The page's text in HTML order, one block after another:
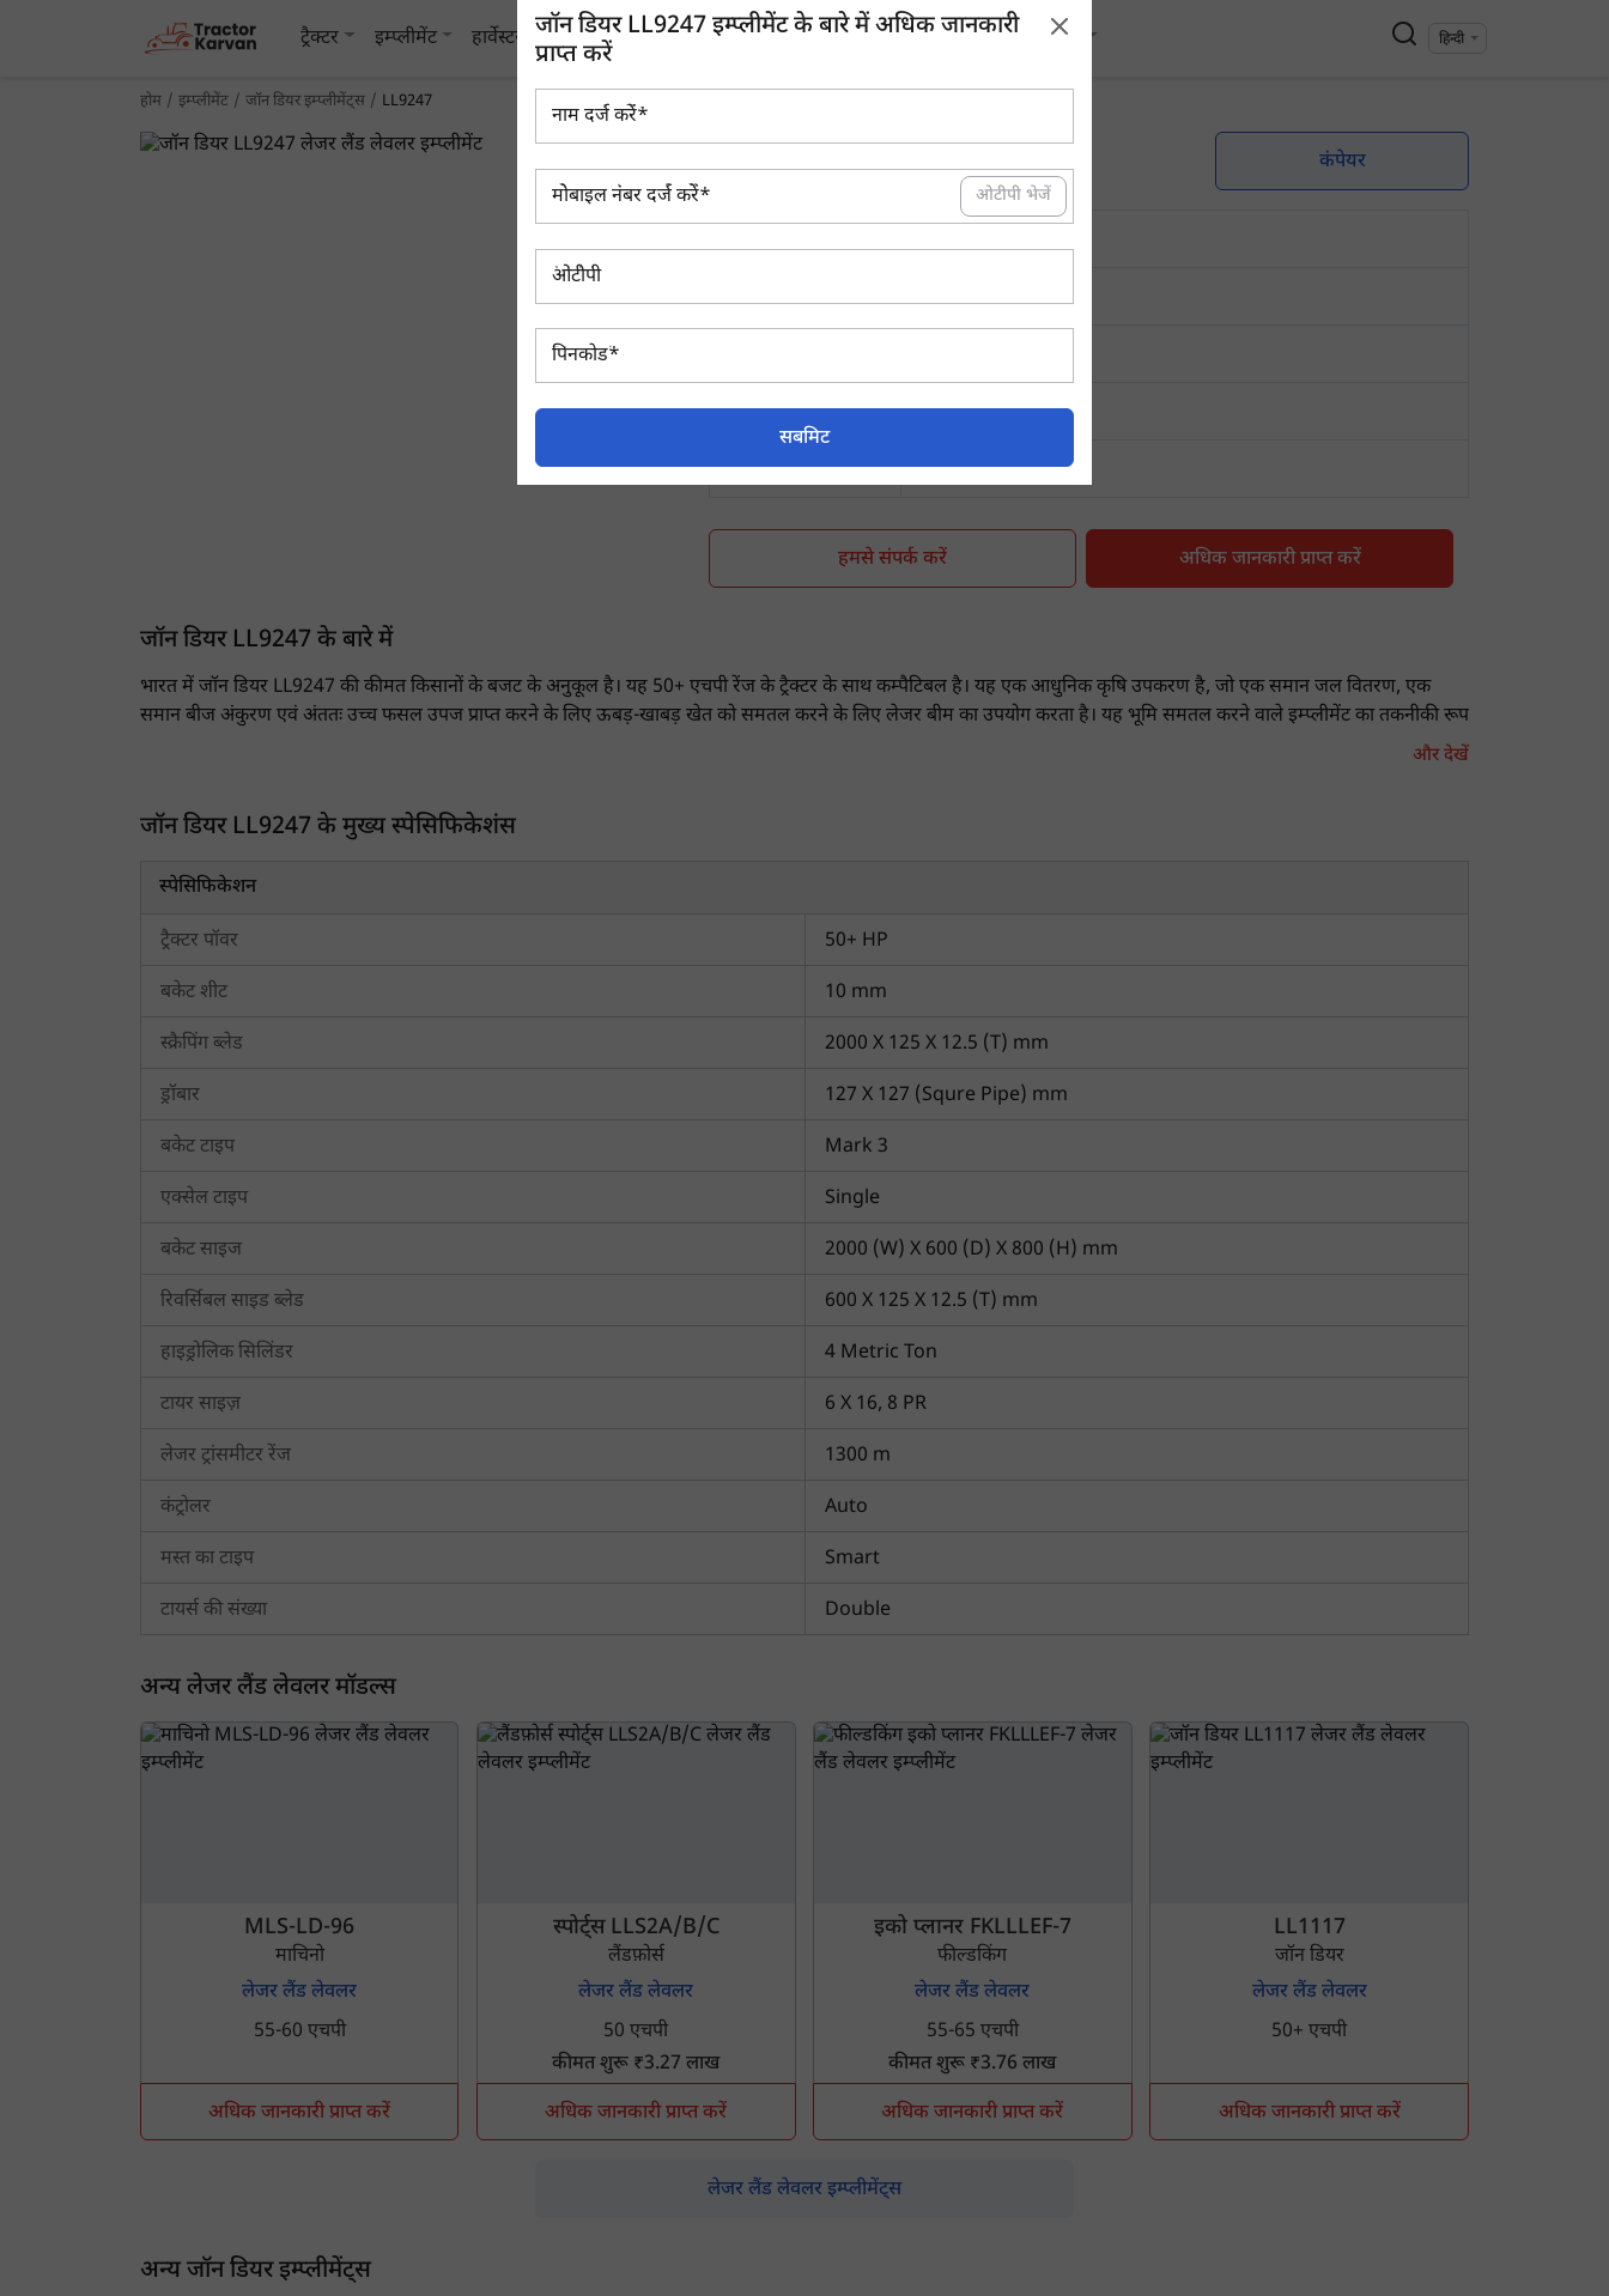
ट्रैक्टर इम्प्लीमेंट हार्वेस्टर मोबाइल कमर्शियल व्हीकल कार लोन टीवीएस क्रेडिट अन्य हिन्दी
होम इम्प्लीमेंट जॉन डियर इम्प्लीमेंट्स LL9247
जॉन डियर LL9247 कंपेयर
मॉडल LL9247
ट्रैक्टर पॉवर 50+ एचपी
हमसे संपर्क करें अधिक जानकारी प्राप्त करें
जॉन डियर LL9247 के बारे में
भारत में जॉन डियर LL9247 की कीमत किसानों के बजट के अनुकूल है। यह 50+ एचपी रेंज के ट्रैक्टर के साथ कम्पैटिबल है। यह एक आधुनिक कृषि उपकरण है, जो एक समान जल वितरण, एक
समान बीज अंकुरण एवं अंततः उच्च फसल उपज प्राप्त करने के लिए ऊबड़-खाबड़ खेत को समतल करने के लिए लेजर बीम का उपयोग करता है। यह भूमि समतल करने वाले इम्प्लीमेंट का तकनीकी रूप
जॉन डियर LL9247 के मुख्य स्पेसिफिकेशन एवं फीचर्स क्या हैं?
इसमें 4 Metric tons की क्षमता वाला हाइड्रोलिक सिलेंडर है।
इसमें 6 X 16, 8 PR टायर का आकार है।
ट्रैक्टरकारवां आपको जॉन डियर LL9247 पर सबसे अच्छे सौदे खरीदने में मदद करने के लिए यहाँ है। यहाँ, आप विभिन्न ब्रांडों के विभिन्न लेजर लैंड लेवलर मॉडल के बारे में जानकारी प्राप्त कर सकते हैं,
जिसमें अपडेट की गई कीमतें, ट्रैक्टर के साथ एचपी कम्पैटिबिलिटी एवं अन्य विशेषताएँ शामिल हैं। आप अपनी कृषि आवश्यकताओं के लिए सही लेजर लैंड लेवलर की तुलना करने एवं खरीदने के लिए
पोर्टल पर तुलना उपकरण पृष्ठ पर भी देख सकते हैं। इसके अलावा, आप सूचित निर्णय लेने के लिए प्लेटफ़ॉर्म पर इम्प्लीमेंट वीडियो भी देख सकते हैं।
और देखें
जॉन डियर LL9247 के मुख्य स्पेसिफिकेशंस
स्पेसिफिकेशन
ट्रैक्टर पॉवर 50+ HP
बकेट शीट 10 mm
स्क्रैपिंग ब्लेड 2000 X 125 X 12.5 (T) mm
ड्रॉबार 127 X 127 (Squre Pipe) mm
बकेट टाइप Mark 3
एक्सेल टाइप Single
बकेट साइज 2000 (W) X 600 (D) X 800 (H) mm
रिवर्सिबल साइड ब्लेड 600 X 125 X 12.5 (T) mm
हाइड्रोलिक सिलिंडर 4 Metric Ton
टायर साइज़ 6 X 16, 8 PR
लेजर ट्रांसमीटर रेंज 1300 m
कंट्रोलर Auto
मस्त का टाइप Smart
टायर्स की संख्या Double
अन्य लेजर लैंड लेवलर मॉडल्स
MLS-LD-96
माचिनो
लेजर लैंड लेवलर
55-60 एचपी
अधिक जानकारी प्राप्त करें
स्पोर्ट्स LLS2A/B/C
लैंडफ़ोर्स
लेजर लैंड लेवलर
50 एचपी
कीमत शुरू ₹3.27 लाख
अधिक जानकारी प्राप्त करें
इको प्लानर FKLLLEF-7
फील्डकिंग
लेजर लैंड लेवलर
55-65 एचपी
कीमत शुरू ₹3.76 लाख
अधिक जानकारी प्राप्त करें
LL1117
जॉन डियर
लेजर लैंड लेवलर
50+ एचपी
अधिक जानकारी प्राप्त करें
लेजर लैंड लेवलर इम्प्लीमेंट्स
अन्य जॉन डियर इम्प्लीमेंट्स
जॉन डियर LL9247 इम्प्लीमेंट के बारे में अधिक जानकारी
प्राप्त करें
ओटीपी भेजें
क्या आप बिना फॉर्म भरे जाना चाहते हैं?
नहीं, धन्यवाद हाँ, पूछताछ जारी रखें